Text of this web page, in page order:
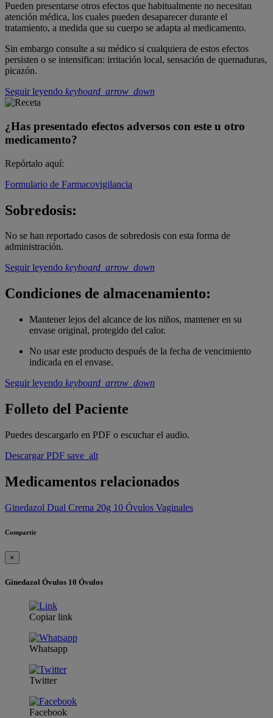
Pueden presentarse otros efectos que habitualmente no necesitan
atención médica, los cuales pueden desaparecer durante el
tratamiento, a medida que su cuerpo se adapta al medicamento.
Sin embargo consulte a su médico si cualquiera de estos efectos
persisten o se intensifican: irritación local, sensación de quemaduras,
picazón.
Seguir leyendo keyboard_arrow_down
¿Has presentado efectos adversos con este u otro
medicamento?
Repórtalo aquí:
Formulario de Farmacovigilancia
Sobredosis:
No se han reportado casos de sobredosis con esta forma de
administración.
Seguir leyendo keyboard_arrow_down
Condiciones de almacenamiento:
Mantener lejos del alcance de los niños, mantener en su
envase original, protegido del calor.
No usar este producto después de la fecha de vencimiento
indicada en el envase.
Seguir leyendo keyboard_arrow_down
Folleto del Paciente
Puedes descargarlo en PDF o escuchar el audio.
Descargar PDF save_alt
Medicamentos relacionados
Ginedazol Dual Crema 20g 10 Óvulos Vaginales
Compartir
×
Ginedazol Óvulos 10 Óvulos
Copiar link
Whatsapp
Twitter
Facebook